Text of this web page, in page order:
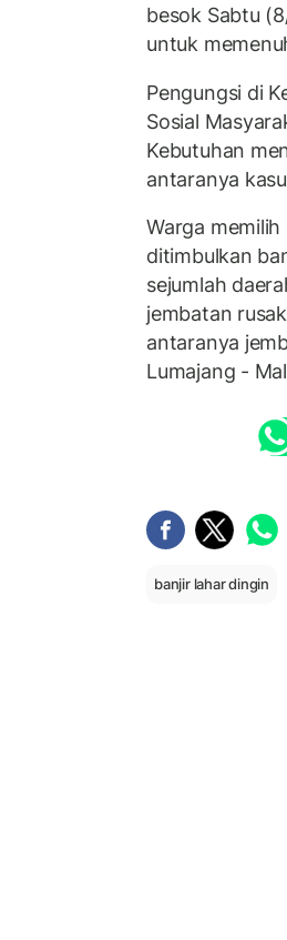
besok Sabtu
untuk
Pengungsi di
Sosial
Kebutuhan
antaranya
Warga
ditimbulkan
sejumlah
jembatan
antaranya
Lumajang -
banjir lahar dingin